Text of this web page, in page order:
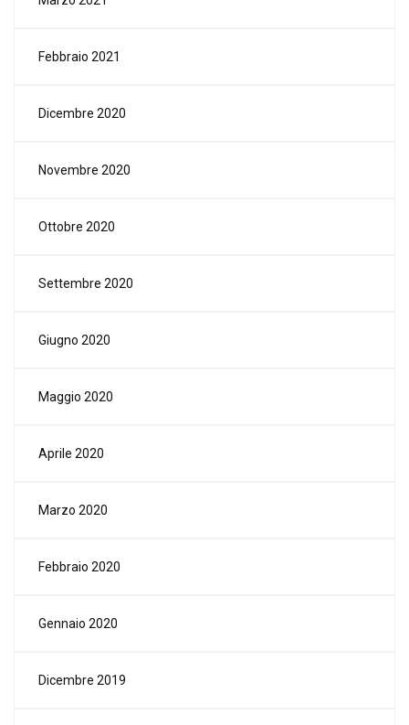
Febbraio 2021
Dicembre 2020
Novembre 2020
Ottobre 2020
Settembre 2020
Giugno 2020
Maggio 2020
Aprile 2020
Marzo 2020
Febbraio 2020
Gennaio 2020
Dicembre 2019